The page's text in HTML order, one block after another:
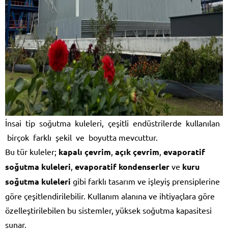
İnsai tip soğutma kuleleri, çeşitli endüstrilerde kullanılan
birçok farklı şekil ve boyutta mevcuttur.
Bu tür kuleler; kapalı çevrim açık çevrim evaporatif
soğutma kuleleri evaporatif kondenserler ve kuru
soğutma kuleleri gibi farklı tasarım ve işleyiş prensiplerine
göre çeşitlendirilebilir. Kullanım alanına ve ihtiyaçlara göre
özelleştirilebilen bu sistemler, yüksek soğutma kapasitesi
sunar.